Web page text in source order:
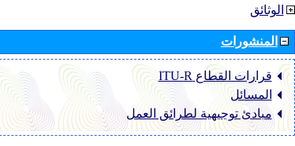
الوثائق
المنشورات
قرارات القطاع ‏ITU-R
المسائل
مبادئ توجيهية لطرائق العمل